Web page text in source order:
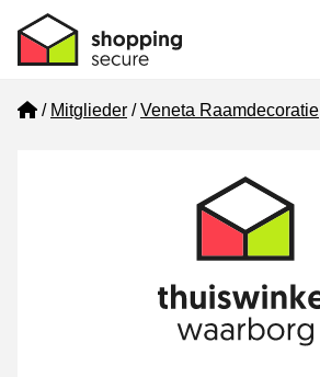
Home
Mitglieder Veneta Raamdecoratie